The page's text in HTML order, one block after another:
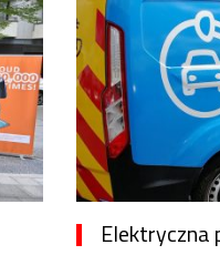
Elektryczna